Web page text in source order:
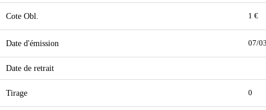
Cote Obl. 1 €
Date d'émission 07/
Date de retrait
Tirage 0